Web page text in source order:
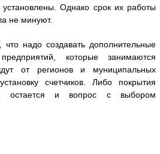
Однако срок их работы
не минуют.
надо создавать дополнительные
которые занимаются
от регионов и муниципальных
счетчиков. Либо покрытия
остается и вопрос с выбором